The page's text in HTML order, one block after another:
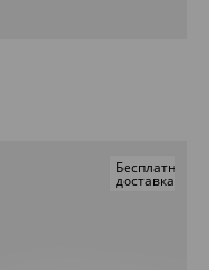
Бесплатная
доставка